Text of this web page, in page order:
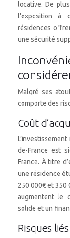
locative. De
l’exposition à
résidences
une sécurité
Malgré ses
comporte des
Coût
de-France est
France. À titre
une résidence
250 000€ et 350
augmentent le
solide et un
Risques